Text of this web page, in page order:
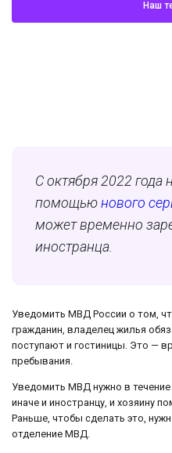
Наш
С октября 2022 года
помощьюнового
может временно
иностранца.
Уведомить МВД России о том,
гражданин, владелец жилья
поступают и гостиницы. Это —
пребывания.
Уведомить МВД нужно в течение
иначе и иностранцу, и хозяину
Раньше, чтобы сделать это,
отделение МВД.